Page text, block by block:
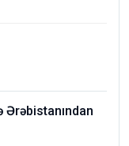
Ərəbistanından